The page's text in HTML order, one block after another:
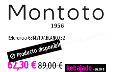
Referencia 63M2107.BLANCO.32
Producto disponible con otras opciones
62,30 €89,00 €
-26,70 €